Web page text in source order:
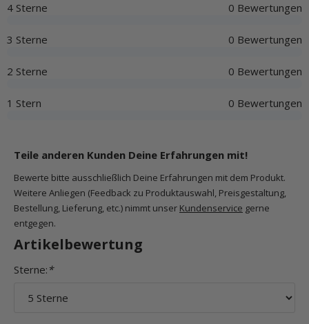
4 Sterne 0 Bewertungen
3 Sterne 0 Bewertungen
2 Sterne 0 Bewertungen
1 Stern 0 Bewertungen
Teile anderen Kunden Deine Erfahrungen mit!
Bewerte bitte ausschließlich Deine Erfahrungen mit dem Produkt.
Weitere Anliegen (Feedback zu Produktauswahl, Preisgestaltung,
Bestellung, Lieferung, etc.) nimmt unser Kundenservice gerne
entgegen.
Artikelbewertung
Sterne: *